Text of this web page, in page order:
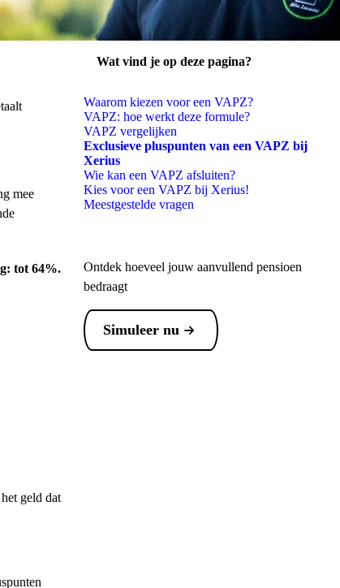
mee
tot 64%.
geld dat
Wat vind je op deze pagina?
Waarom kiezen voor een VAPZ?
VAPZ: hoe werkt deze formule?
VAPZ vergelijken
Exclusieve pluspunten van een VAPZ bij
Xerius
Wie kan een VAPZ afsluiten?
Kies voor een VAPZ bij Xerius!
Meestgestelde vragen
Ontdek hoeveel jouw aanvullend pensioen
bedraagt
Simuleer nu